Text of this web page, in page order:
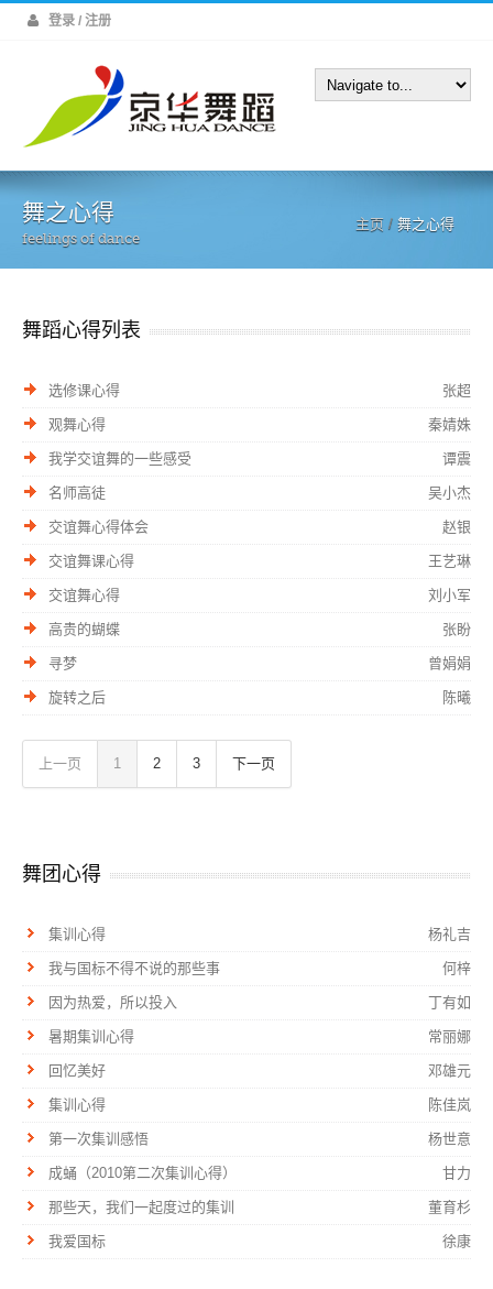
登录 / 注册
舞之心得
feelings of dance
主页 / 舞之心得
舞蹈心得列表
选修课心得 张超
观舞心得 秦婧姝
我学交谊舞的一些感受 谭震
名师高徒 吴小杰
交谊舞心得体会 赵银
交谊舞课心得 王艺琳
交谊舞心得 刘小军
高贵的蝴蝶 张盼
寻梦 曾娟娟
旋转之后 陈曦
上一页 1 2 3 下一页
舞团心得
集训心得 杨礼吉
我与国标不得不说的那些事 何梓
因为热爱，所以投入 丁有如
暑期集训心得 常丽娜
回忆美好 邓雄元
集训心得 陈佳岚
第一次集训感悟 杨世意
成蛹（2010第二次集训心得） 甘力
那些天，我们一起度过的集训 董育杉
我爱国标 徐康